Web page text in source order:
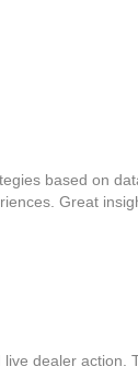
based on
Great
dealer action.